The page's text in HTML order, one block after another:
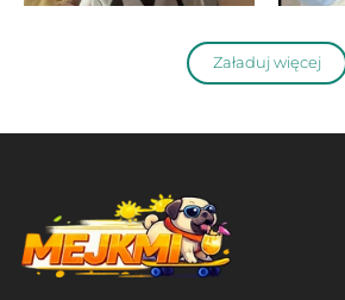
Załaduj więcej